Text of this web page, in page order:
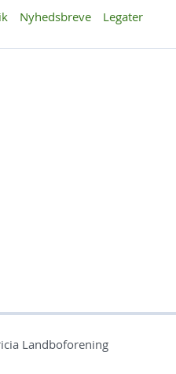
Nyhedsbreve Legater
Landboforening